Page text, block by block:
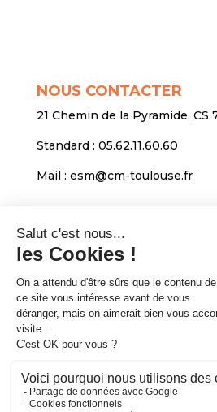
NOUS CONTACTER
21 Chemin de la Pyramide,
Standard : 05.62.11.60.60
Mail : esm@cm-toulouse.fr
INFORMATIONS
Mentions légales
Protection des données
Venir nous voir